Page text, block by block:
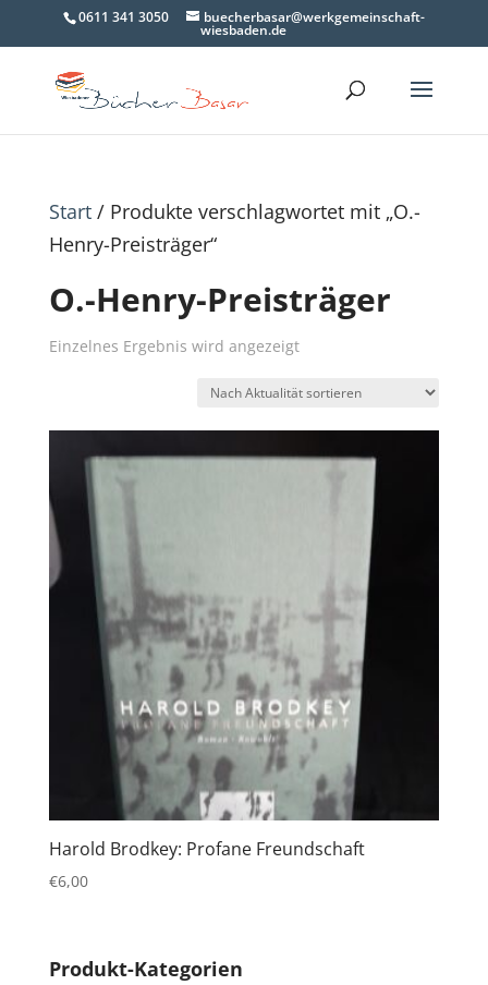
0611 341 3050 buecherbasar@werkgemeinschaft-
wiesbaden.de
Start/ Produkte verschlagwortet mit „O.-
Henry-Preisträger“
O.-Henry-Preisträger
Einzelnes Ergebnis wird angezeigt
Harold Brodkey: Profane Freundschaft
€6,00
Produkt-Kategorien